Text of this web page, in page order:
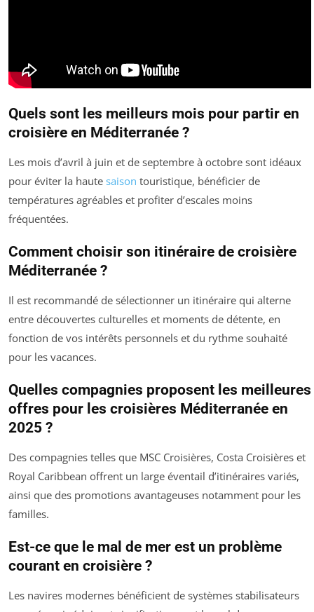
Quels sont les meilleurs mois pour partir en
croisière en Méditerranée ?
Les mois d’avril à juin et de septembre à octobre sont idéaux
pour éviter la haute saison touristique, bénéficier de
températures agréables et profiter d’escales moins
fréquentées.
Comment choisir son itinéraire de croisière
Méditerranée ?
Il est recommandé de sélectionner un itinéraire qui alterne
entre découvertes culturelles et moments de détente, en
fonction de vos intérêts personnels et du rythme souhaité
pour les vacances.
Quelles compagnies proposent les meilleures
offres pour les croisières Méditerranée en
2025 ?
Des compagnies telles que MSC Croisières, Costa Croisières et
Royal Caribbean offrent un large éventail d’itinéraires variés,
ainsi que des promotions avantageuses notamment pour les
familles.
Est-ce que le mal de mer est un problème
courant en croisière ?
Les navires modernes bénéficient de systèmes stabilisateurs